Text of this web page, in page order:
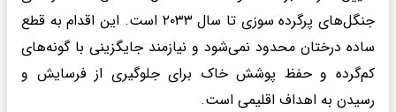
جنگل‌های پرگرده سوزی تا سال ۲۰۳۳ است. این اقدام به قطع
ساده درختان محدود نمی‌شود و نیازمند جایگزینی با گونه‌های
کم‌گرده و حفظ پوشش خاک برای جلوگیری از فرسایش و
رسیدن به اهداف اقلیمی است.